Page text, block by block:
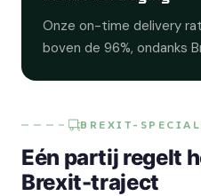
Onze on-time delivery
boven de 96%, ondanks
BREXIT-
Eén partij regelt
Brexit-traject